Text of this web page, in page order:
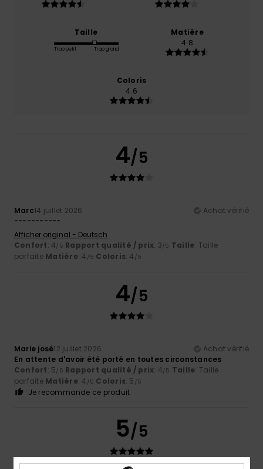
Taille
Trop petit Trop grand
Matière
4.8
Coloris
4.6
4/5
Marc14 juillet 2026
Achat vérifié
-----------
Afficher original - Deutsch
Confort: 4/5 Rapport qualité / prix: 3/5 Taille: Taille
parfaite Matière: 4 /5 Coloris: 4 /5
4/5
Marie josé12 juillet 2026
Achat vérifié
En attente d'avoir été porté en toutes circonstances
Confort: 5/5 Rapport qualité / prix: 4/5 Taille: Taille
parfaite Matière: 4 /5 Coloris: 5 /5
Je recommande ce produit
5/5